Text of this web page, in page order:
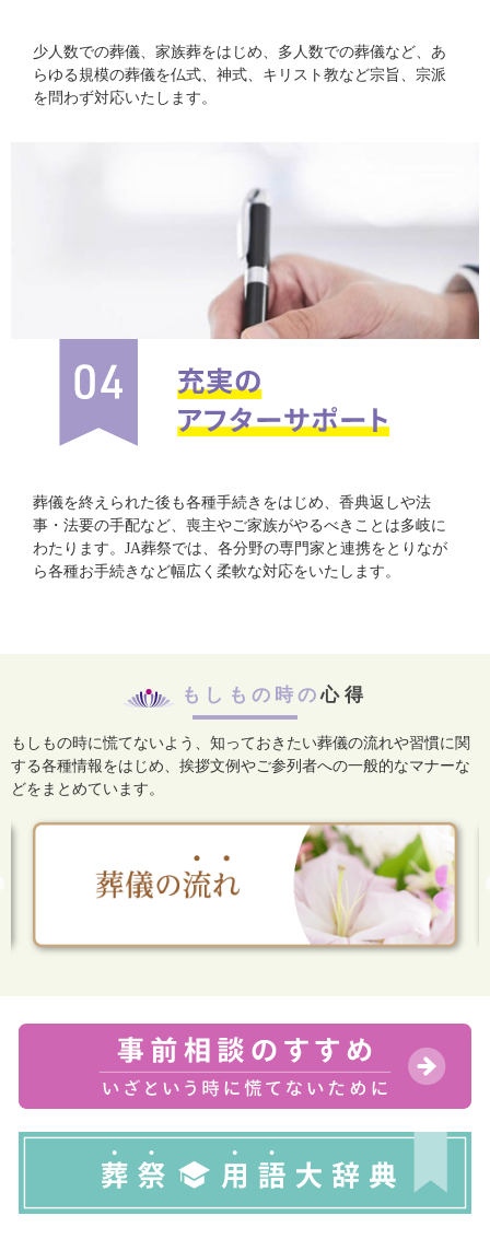
少人数での葬儀、家族葬をはじめ、多人数での葬儀など、あ
らゆる規模の葬儀を仏式、神式、キリスト教など宗旨、宗派
を問わず対応いたします。
葬儀を終えられた後も各種手続きをはじめ、香典返しや法
事・法要の手配など、喪主やご家族がやるべきことは多岐に
わたります。JA葬祭では、各分野の専門家と連携をとりなが
ら各種お手続きなど幅広く柔軟な対応をいたします。
もしもの時の心得
もしもの時に慌てないよう、知っておきたい葬儀の流れや習慣に関
する各種情報をはじめ、 挨拶文例やご参列者への一般的なマナーな
どをまとめています。